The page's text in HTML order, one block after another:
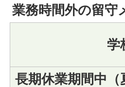
業務時間外の留守
学
長期休業期間中